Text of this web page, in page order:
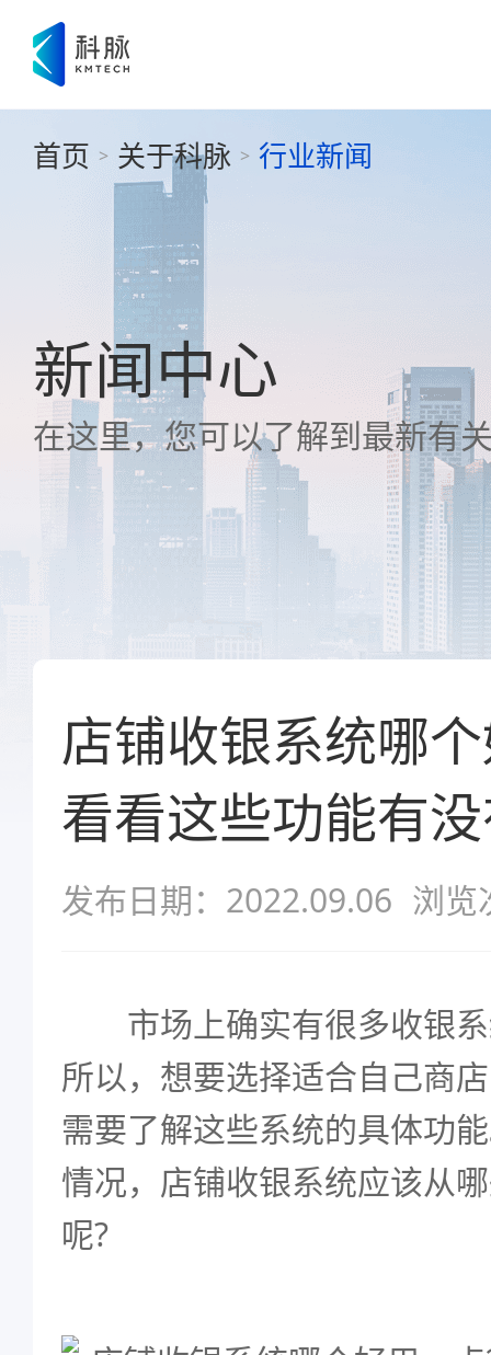
首页 > 关于科脉 > 行业新闻
新闻中心
在这里，您可以了解到最新有
店铺收银系统哪
看看这些功能有
发布日期：2022.09.06 浏览
市场上确实有很多收银系
所以，想要选择适合自己商
需要了解这些系统的具体功
情况，店铺收银系统应该从
呢?